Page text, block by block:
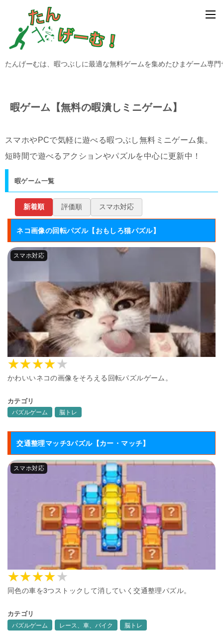
たんげーむは、暇つぶしに最適な無料ゲームを集めたひまゲーム専
暇ゲーム【無料の暇潰しミニゲーム】
スマホやPCで気軽に遊べる暇つぶし無料ミニゲーム集。
短時間で遊べるアクションやパズルを中心に更新中！
暇ゲーム一覧
新着順 評価順 スマホ対応
ネコ画像の回転パズル【おもしろ猫パズル】
かわいいネコの画像をそろえる回転パズルゲーム。
カテゴリ
パズルゲーム
脳トレ
交通整理マッチ3パズル【カー・マッチ】
同色の車を3つストックして消していく交通整理パズル。
カテゴリ
パズルゲーム
レース、車、バイク 脳トレ